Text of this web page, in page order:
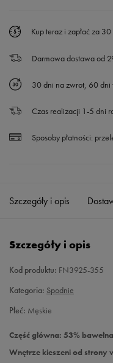
XL Powiadom o
Powiadom o
Kup teraz i zapłać za
Darmowa dostawa od
30 dni na zwrot, 60 dni
Czas realizacji 1-5 dni
Sposoby płatności:
Szczegóły i opis
Szczegóły i opis
Kod produktu: FN3925-355
Kategoria: Spodnie
Płeć: Męskie
Część główna: 53%
Wnętrze kieszeni od strony